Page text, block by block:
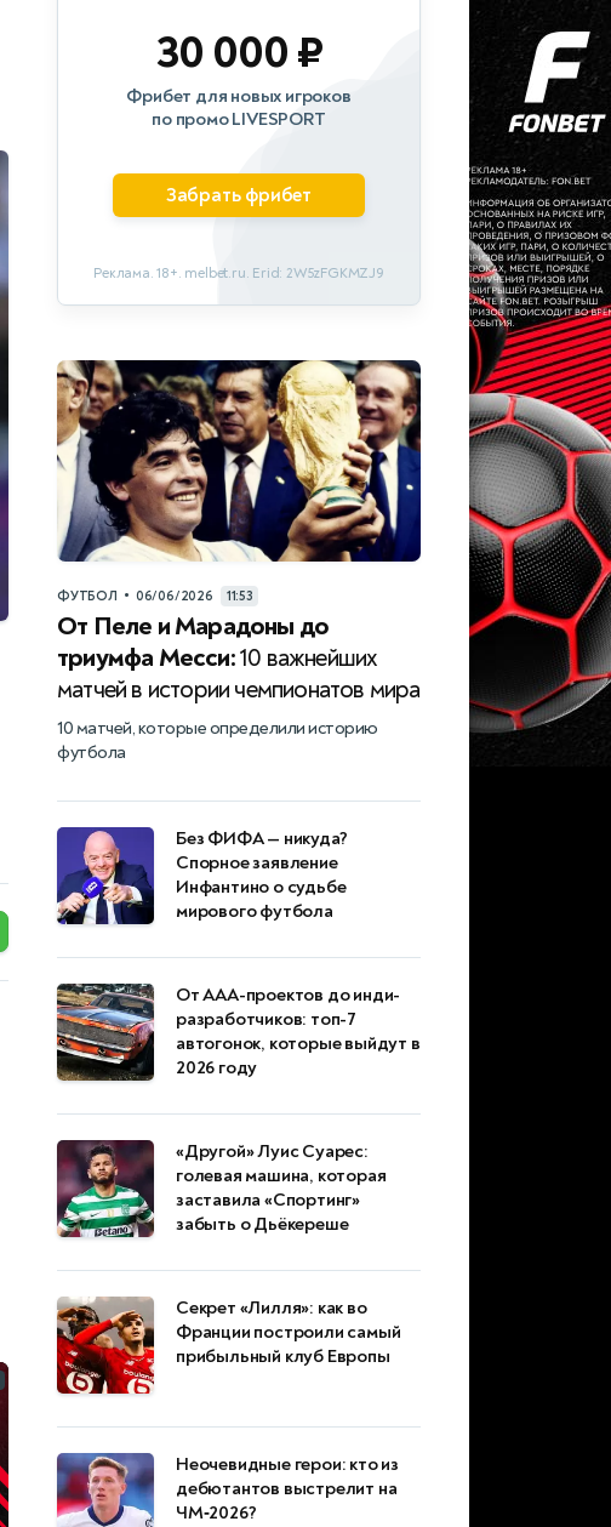
30 000 ₽
Фрибет для новых игроков
по промо LIVESPORT
Забрать фрибет
Реклама. 18+. melbet.ru. Erid: 2W5zFGKMZJ9
ФУТБОЛ • 06/06/2026 11:53
От Пеле и Марадоны до
триумфа Месси:10 важнейших
матчей в истории чемпионатов мира
10 матчей, которые определили историю
футбола
Без ФИФА — никуда?
Спорное заявление
Инфантино о судьбе
мирового футбола
От AAA-проектов до инди-
разработчиков: топ-7
автогонок, которые выйдут в
2026 году
«Другой» Луис Суарес:
голевая машина, которая
заставила «Спортинг»
забыть о Дьёкереше
Секрет «Лилля»: как во
Франции построили самый
прибыльный клуб Европы
Неочевидные герои: кто из
дебютантов выстрелит на
ЧМ‑2026?